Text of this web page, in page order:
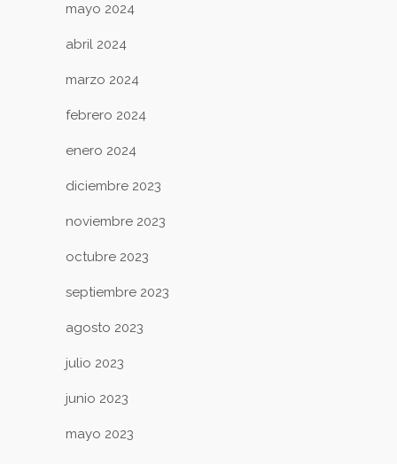
mayo 2024
abril 2024
marzo 2024
febrero 2024
enero 2024
diciembre 2023
noviembre 2023
octubre 2023
septiembre 2023
agosto 2023
julio 2023
junio 2023
mayo 2023